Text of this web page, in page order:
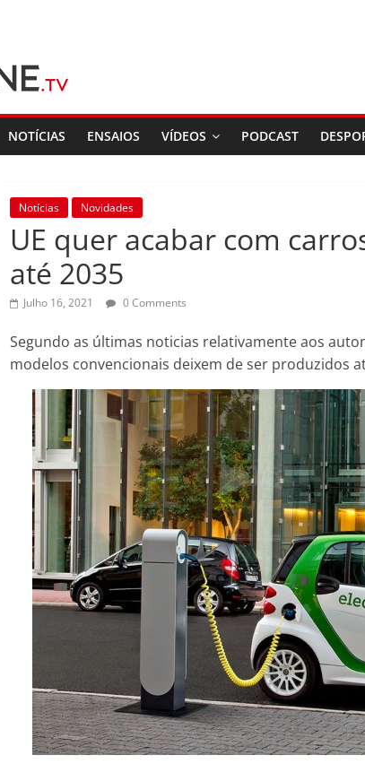
NOTÍCIAS ENSAIOS VÍDEOS PODCAST
Notícias Novidades
UE quer acabar com
até 2035
Julho 16, 2021 0 Comments
Segundo as últimas noticias relativamente aos
modelos convencionais deixem de ser produzidos